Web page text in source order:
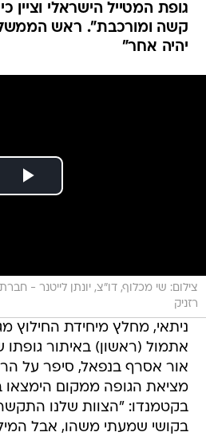
גופת המטייל הישראלי וציין
קשה ומורכבת". ראש
יהיה אחר"
צילום: שי מכלוף, דו"צ, יונתן לייטנר -
רזניק
ניתאי, מחלץ מיחידת החילוץ
אתמול (ראשון) באיתור גופתו
אור אסרף בנפאל, סיפר על
מציאת הגופה ממקום הימצאו
בקושי שמעתי משהו, אבל